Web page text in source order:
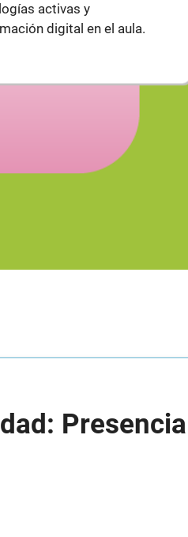
activas y
digital en el aula.
Presencial